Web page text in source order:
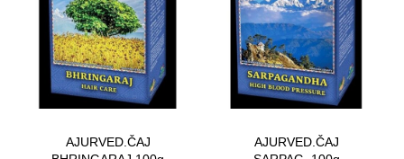
AJURVED.ČAJ
AJURVED.ČAJ